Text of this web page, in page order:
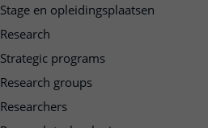
Stage en opleidingsplaatsen
Research
Strategic programs
Research groups
Researchers